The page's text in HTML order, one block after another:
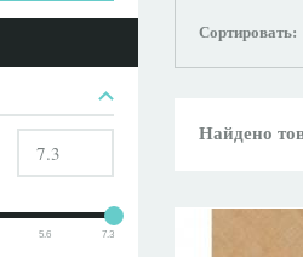
5.6 7.3
Сортировать:
Найдено